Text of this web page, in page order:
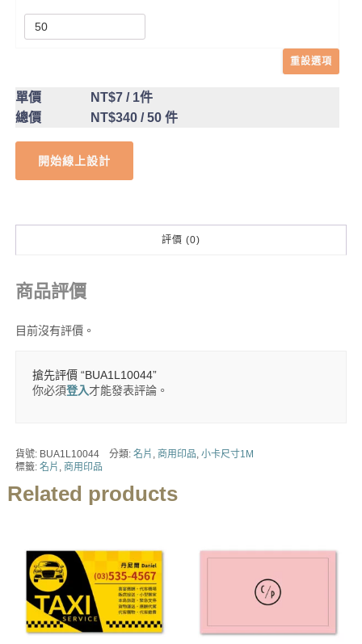
重設選項
單價 NT$7/ 1件
總價
NT$340/ 50 件
開始線上設計
評價 (0)
商品評價
目前沒有評價。
搶先評價 “BUA1L10044”
你必須登入才能發表評論。
貨號: BUA1L10044 分類: 名片 商用印品 小卡尺寸1M
標籤: 名片 商用印品
Related products